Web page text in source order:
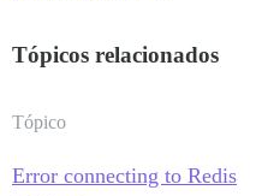
Tópicos relacionados
Tópico
Error connecting to Redis